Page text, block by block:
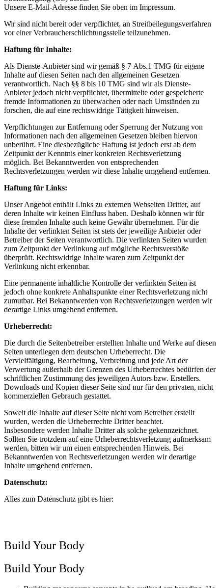
Unsere E-Mail-Adresse finden Sie oben im Impressum.
Wir sind nicht bereit oder verpflichtet, an Streitbeilegungsverfahren
vor einer Verbraucherschlichtungsstelle teilzunehmen.
Haftung für Inhalte:
Als Dienste-Anbieter sind wir gemäß § 7 Abs.1 TMG für eigene
Inhalte auf diesen Seiten nach den allgemeinen Gesetzen
verantwortlich. Nach §§ 8 bis 10 TMG sind wir als Dienste-
Anbieter jedoch nicht verpflichtet, übermittelte oder gespeicherte
fremde Informationen zu überwachen oder nach Umständen zu
forschen, die auf eine rechtswidrige Tätigkeit hinweisen.
Verpflichtungen zur Entfernung oder Sperrung der Nutzung von
Informationen nach den allgemeinen Gesetzen bleiben hiervon
unberührt. Eine diesbezügliche Haftung ist jedoch erst ab dem
Zeitpunkt der Kenntnis einer konkreten Rechtsverletzung
möglich. Bei Bekanntwerden von entsprechenden
Rechtsverletzungen werden wir diese Inhalte umgehend entfernen.
Haftung für Links:
Unser Angebot enthält Links zu externen Webseiten Dritter, auf
deren Inhalte wir keinen Einfluss haben. Deshalb können wir für
diese fremden Inhalte auch keine Gewähr übernehmen. Für die
Inhalte der verlinkten Seiten ist stets der jeweilige Anbieter oder
Betreiber der Seiten verantwortlich. Die verlinkten Seiten wurden
zum Zeitpunkt der Verlinkung auf mögliche Rechtsverstöße
überprüft. Rechtswidrige Inhalte waren zum Zeitpunkt der
Verlinkung nicht erkennbar.
Eine permanente inhaltliche Kontrolle der verlinkten Seiten ist
jedoch ohne konkrete Anhaltspunkte einer Rechtsverletzung nicht
zumutbar. Bei Bekanntwerden von Rechtsverletzungen werden wir
derartige Links umgehend entfernen.
Urheberrecht:
Die durch die Seitenbetreiber erstellten Inhalte und Werke auf diesen
Seiten unterliegen dem deutschen Urheberrecht. Die
Vervielfältigung, Bearbeitung, Verbreitung und jede Art der
Verwertung außerhalb der Grenzen des Urheberrechtes bedürfen der
schriftlichen Zustimmung des jeweiligen Autors bzw. Erstellers.
Downloads und Kopien dieser Seite sind nur für den privaten, nicht
kommerziellen Gebrauch gestattet.
Soweit die Inhalte auf dieser Seite nicht vom Betreiber erstellt
wurden, werden die Urheberrechte Dritter beachtet.
Insbesondere werden Inhalte Dritter als solche gekennzeichnet.
Sollten Sie trotzdem auf eine Urheberrechtsverletzung aufmerksam
werden, bitten wir um einen entsprechenden Hinweis. Bei
Bekanntwerden von Rechtsverletzungen werden wir derartige
Inhalte umgehend entfernen.
Datenschutz:
Alles zum Datenschutz gibt es hier:
Build Your Body
Build Your Body